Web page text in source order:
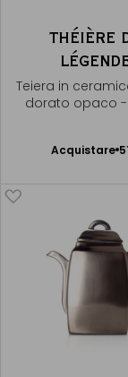
THÉIÈRE
Teiera in
dorato opaco -
Acquistare